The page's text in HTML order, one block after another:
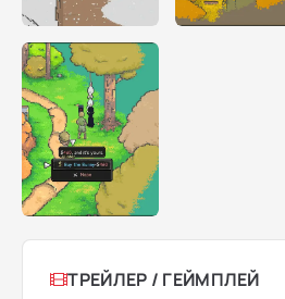
ТРЕЙЛЕР / ГЕЙМПЛЕЙ